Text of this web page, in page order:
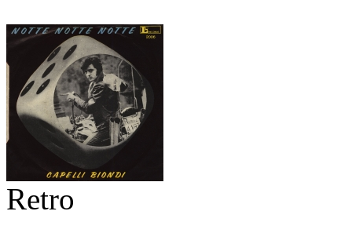
Retro